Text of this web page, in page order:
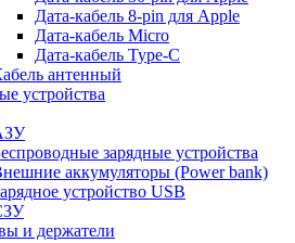
Дата-кабель 8-pin для Apple
Дата-кабель Micro
Дата-кабель Type-C
антенный
устройства
зарядные устройства
аккумуляторы (Power bank)
устройство USB
и держатели